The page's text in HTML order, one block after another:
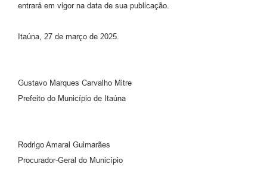
entrará em vigor na data de sua publicação.
Itaúna, 27 de março de 2025.
Gustavo Marques Carvalho Mitre
Prefeito do Município de Itaúna
Rodrigo Amaral Guimarães
Procurador-Geral do Município